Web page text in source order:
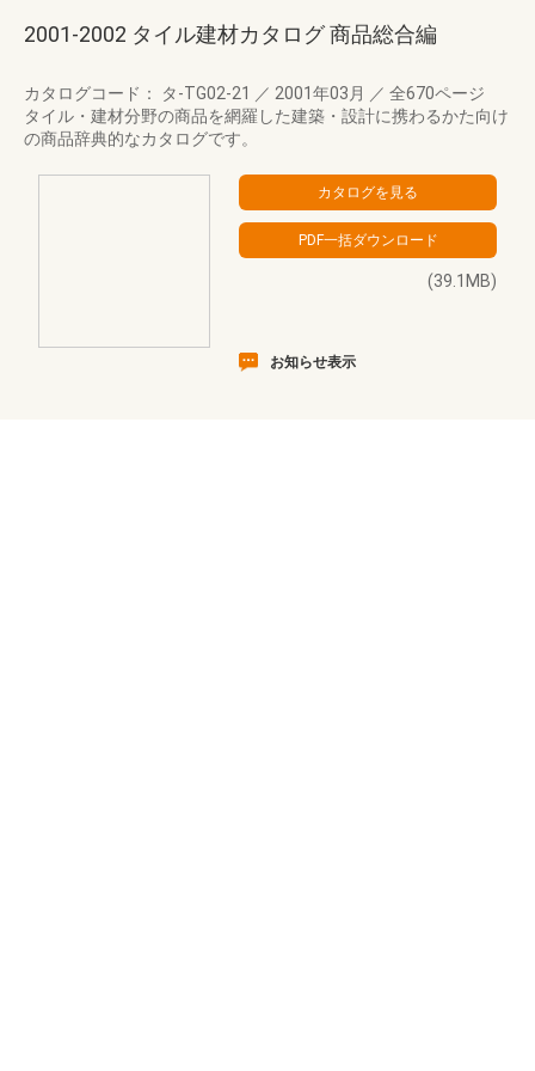
2001-2002 タイル建材カタログ 商品総合編
カタログコード： タ-TG02-21 ／ 2001年03月 ／ 全670ページ
タイル・建材分野の商品を網羅した建築・設計に携わるかた向け
の商品辞典的なカタログです。
(39.1MB)
お知らせ表示